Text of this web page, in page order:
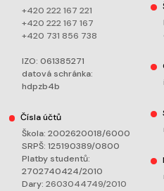
+420 222 167 221
+420 222 167 167
+420 731 856 738
IZO: 061385271
datová schránka:
hdpzb4b
Čísla účtů
Škola: 2002620018/6000
SRPŠ: 125190389/0800
Platby studentů:
2702740424/2010
Dary: 2603044749/2010